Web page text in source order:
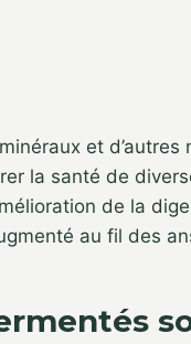
et
la santé de
de la
au fil des